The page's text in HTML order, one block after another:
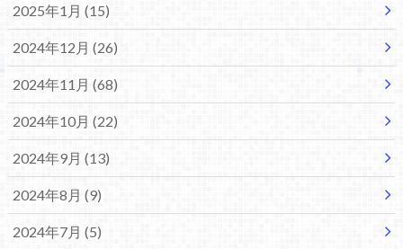
2025年1月 (15)
2024年12月 (26)
2024年11月 (68)
2024年10月 (22)
2024年9月 (13)
2024年8月 (9)
2024年7月 (5)